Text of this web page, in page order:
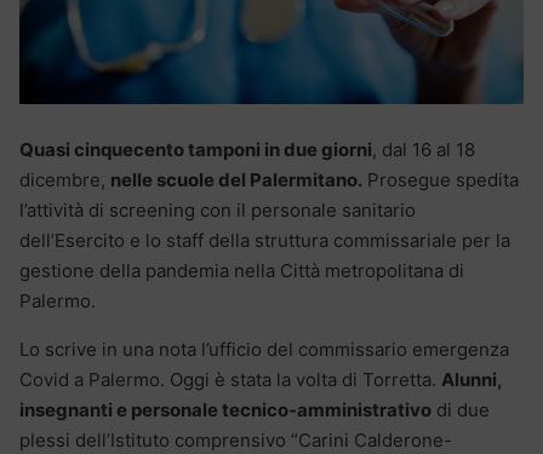
Quasi cinquecento tamponi in due giorni, dal 16 al 18
dicembre, nelle scuole del Palermitano. Prosegue spedita
l’attività di screening con il personale sanitario
dell’Esercito e lo staff della struttura commissariale per la
gestione della pandemia nella Città metropolitana di
Palermo.
Lo scrive in una nota l’ufficio del commissario emergenza
Covid a Palermo. Oggi è stata la volta di Torretta. Alunni,
insegnanti e personale tecnico-amministrativo di due
plessi dell’Istituto comprensivo “Carini Calderone-